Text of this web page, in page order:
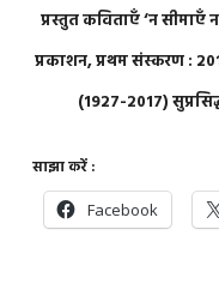
प्रस्तुत कविताएँ ‘न सीमाएँ
प्रकाशन, प्रथम संस्करण :
(1927-2017)
साझा करें :
Facebook